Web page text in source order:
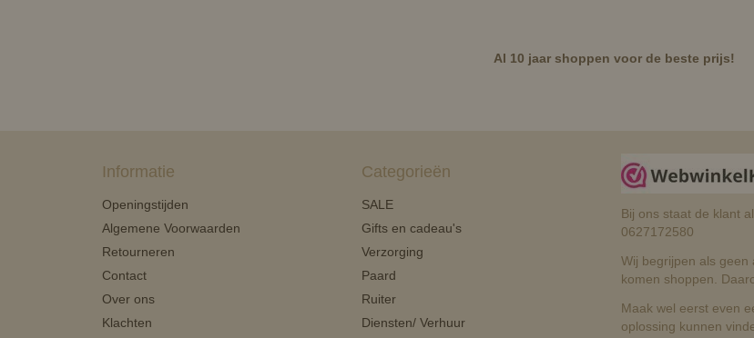
Al 10 jaar shoppen voor de beste prijs!
Informatie
Openingstijden
Algemene Voorwaarden
Retourneren
Contact
Over ons
Klachten
Categorieën
SALE
Gifts en cadeau's
Verzorging
Paard
Ruiter
Diensten/ Verhuur
Bij ons staat de klant
0627172580
Wij begrijpen als geen
komen shoppen.
Maak wel eerst even
oplossing kunnen